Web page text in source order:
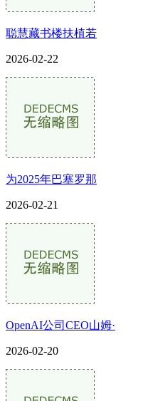
聪慧藏书楼扶植若
2026-02-22
为2025年巴塞罗那
2026-02-21
OpenAI公司CEO山姆·
2026-02-20